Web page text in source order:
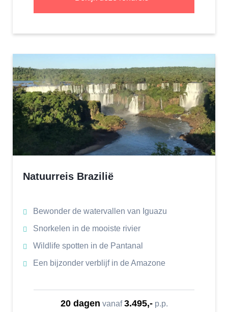
Natuurreis Brazilië
Bewonder de watervallen van Iguazu
Snorkelen in de mooiste rivier
Wildlife spotten in de Pantanal
Een bijzonder verblijf in de Amazone
20 dagen vanaf3.495,-p.p.